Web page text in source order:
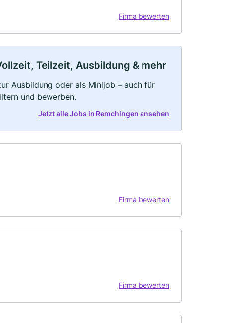
Firma bewerten
Teilzeit, Ausbildung & mehr
Ausbildung oder als Minijob – auch für
und bewerben.
Jetzt alle Jobs in Remchingen ansehen
Firma bewerten
Firma bewerten